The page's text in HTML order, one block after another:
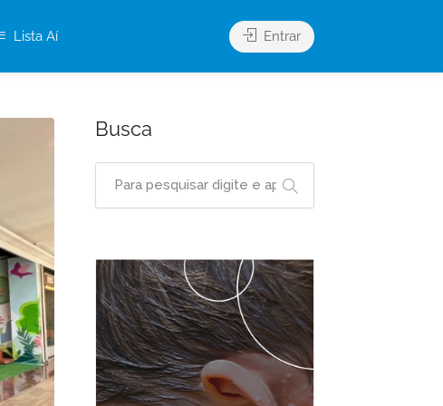
Lista Aí Entrar
Busca